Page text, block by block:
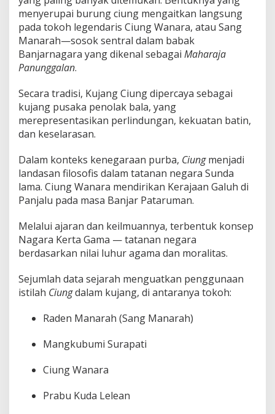
menyerupai burung ciung mengaitkan langsung
pada tokoh legendaris Ciung Wanara, atau Sang
Manarah—sosok sentral dalam babak
Banjarnagara yang dikenal sebagai Maharaja
Panunggalan.
Secara tradisi, Kujang Ciung dipercaya sebagai
kujang pusaka penolak bala, yang
merepresentasikan perlindungan, kekuatan batin,
dan keselarasan.
Dalam konteks kenegaraan purba, Ciungmenjadi
landasan filosofis dalam tatanan negara Sunda
lama. Ciung Wanara mendirikan Kerajaan Galuh di
Panjalu pada masa Banjar Pataruman.
Melalui ajaran dan keilmuannya, terbentuk konsep
Nagara Kerta Gama — tatanan negara
berdasarkan nilai luhur agama dan moralitas.
Sejumlah data sejarah menguatkan penggunaan
istilah Ciungdalam kujang, di antaranya tokoh:
Raden Manarah (Sang Manarah)
Mangkubumi Surapati
Ciung Wanara
Prabu Kuda Lelean